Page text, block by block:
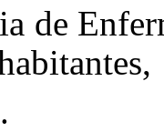
de
.